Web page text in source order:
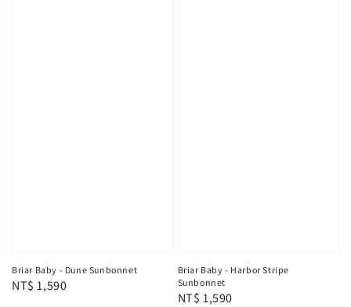
Briar Baby - Dune Sunbonnet
Regular
NT$ 1,590
Briar Baby - Harbor Stripe
Sunbonnet
Regular
NT$ 1,590